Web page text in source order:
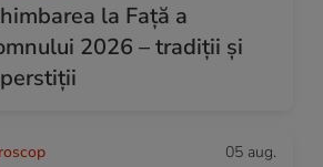
la Față a
2026 – tradiții și
05 aug.